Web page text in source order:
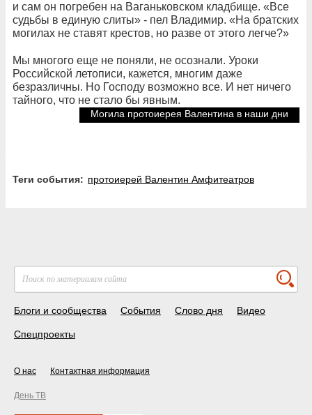
и сам он погребен на Ваганьковском кладбище. «Все
судьбы в единую слиты» - пел Владимир. «На братских
могилах не ставят крестов, но разве от этого легче?»
Мы многого еще не поняли, не осознали. Уроки
Российской летописи, кажется, многим даже
безразличны. Но Господу возможно все. И нет ничего
тайного, что не стало бы явным.
Могила протоиерея Валентина в наши дни
Теги события: протоиерей Валентин Амфитеатров
Блоги и сообщества События Слово дня Видео
Спецпроекты
О нас Контактная информация
День ТВ